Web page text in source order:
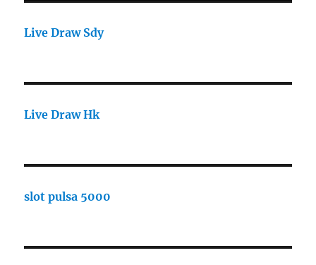
Live Draw Sdy
Live Draw Hk
slot pulsa 5000